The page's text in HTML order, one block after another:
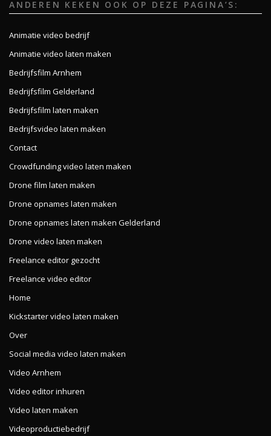
ANDEREN KEKEN OOK OP DEZE PAGINA’S:
Animatie video bedrijf
Animatie video laten maken
Bedrijfsfilm Arnhem
Bedrijfsfilm Gelderland
Bedrijfsfilm laten maken
Bedrijfsvideo laten maken
Contact
Crowdfunding video laten maken
Drone film laten maken
Drone opnames laten maken
Drone opnames laten maken Gelderland
Drone video laten maken
Freelance editor gezocht
Freelance video editor
Home
Kickstarter video laten maken
Over
Social media video laten maken
Video Arnhem
Video editor inhuren
Video laten maken
Videoproductiebedrijf